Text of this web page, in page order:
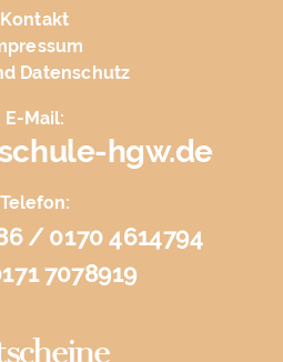
Kontakt
Datenschutz
E-Mail:
hgw.de
Telefon:
/ 0170 4614794
7078919